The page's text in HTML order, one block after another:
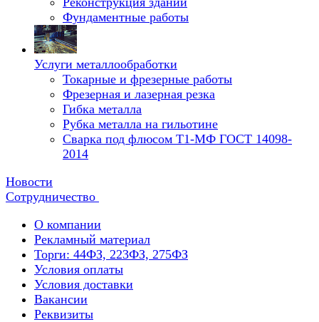
Фундаментные работы
Услуги металлообработки
Токарные и фрезерные работы
Фрезерная и лазерная резка
Гибка металла
Рубка металла на гильотине
Сварка под флюсом Т1-МФ ГОСТ 14098-
2014
Новости
Сотрудничество
О компании
Рекламный материал
Торги: 44ФЗ, 223ФЗ, 275ФЗ
Условия оплаты
Условия доставки
Вакансии
Реквизиты